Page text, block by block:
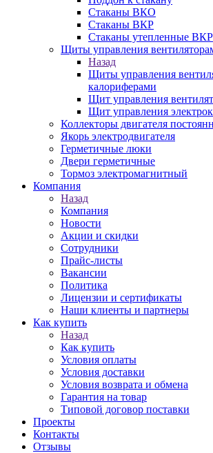
Стаканы ВКО
Стаканы ВКР
Стаканы утепленные ВКР
Щиты управления
Назад
Щиты управления
калориферами
Щит управления
Щит управления
Коллекторы двигателя
Якорь электродвигателя
Герметичные люки
Двери герметичные
Тормоз электромагнитный
Компания
Назад
Компания
Новости
Акции и скидки
Сотрудники
Прайс-листы
Вакансии
Политика
Лицензии и сертификаты
Наши клиенты и партнеры
Как купить
Назад
Как купить
Условия оплаты
Условия доставки
Условия возврата и обмена
Гарантия на товар
Типовой договор поставки
Проекты
Контакты
Отзывы